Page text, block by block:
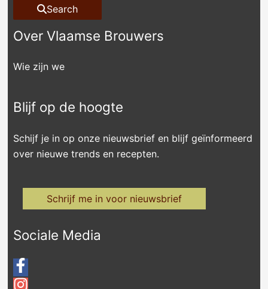
Search
Over Vlaamse Brouwers
Wie zijn we
Blijf op de hoogte
Schijf je in op onze nieuwsbrief en blijf geïnformeerd
over nieuwe trends en recepten.
Schrijf me in voor nieuwsbrief
Sociale Media